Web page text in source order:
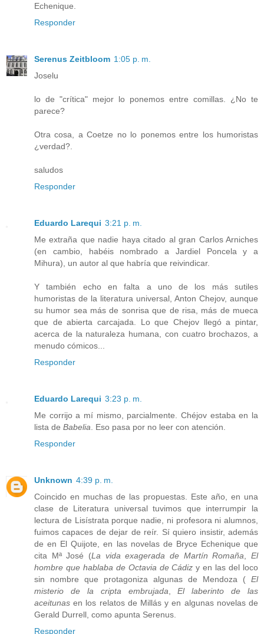
Echenique.
Responder
Serenus Zeitbloom 1:05 p. m.
Joselu
lo de "crítica" mejor lo ponemos entre comillas. ¿No te
parece?
Otra cosa, a Coetze no lo ponemos entre los humoristas
¿verdad?.
saludos
Responder
Eduardo Larequi 3:21 p. m.
Me extraña que nadie haya citado al gran Carlos Arniches
(en cambio, habéis nombrado a Jardiel Poncela y a
Mihura), un autor al que habría que reivindicar.
Y también echo en falta a uno de los más sutiles
humoristas de la literatura universal, Anton Chejov, aunque
su humor sea más de sonrisa que de risa, más de mueca
que de abierta carcajada. Lo que Chejov llegó a pintar,
acerca de la naturaleza humana, con cuatro brochazos, a
menudo cómicos...
Responder
Eduardo Larequi 3:23 p. m.
Me corrijo a mí mismo, parcialmente. Chéjov estaba en la
lista de Babelia . Eso pasa por no leer con atención.
Responder
Unknown 4:39 p. m.
Coincido en muchas de las propuestas. Este año, en una
clase de Literatura universal tuvimos que interrumpir la
lectura de Lisístrata porque nadie, ni profesora ni alumnos,
fuimos capaces de dejar de reír. Sí quiero insistir, además
de en El Quijote, en las novelas de Bryce Echenique que
cita Mª José (La vida exagerada de Martín Romaña ,El
hombre que hablaba de Octavia de Cádiz y en las del loco
sin nombre que protagoniza algunas de Mendoza ( El
misterio de la cripta embrujada ,El laberinto de las
aceitunas en los relatos de Millás y en algunas novelas de
Gerald Durrell, como apunta Serenus.
Responder